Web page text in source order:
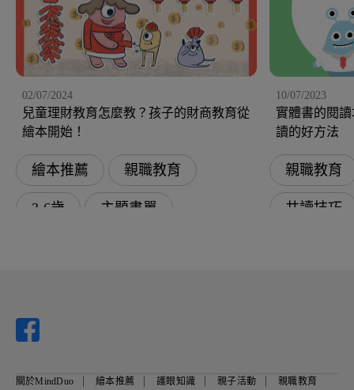
02/07/2024
兒童理財教育怎麼教？孩子的財商教育從
繪本開始！
繪本推薦 親職教育
3-6歲 主題書單
春節繪本
10/07/2023
實體書的閱
讀的好方法
親職教育
共讀技巧
關於MindDuo 繪本推薦 護眼知識 親子活動 親職教育